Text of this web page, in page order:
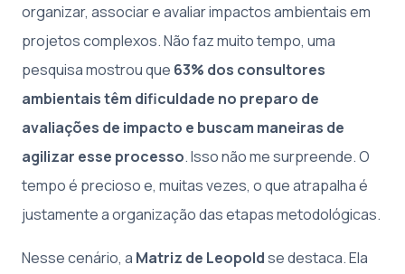
organizar, associar e avaliar impactos ambientais em
projetos complexos. Não faz muito tempo, uma
pesquisa mostrou que 63% dos consultores
ambientais têm dificuldade no preparo de
avaliações de impacto e buscam maneiras de
agilizar esse processo. Isso não me surpreende. O
tempo é precioso e, muitas vezes, o que atrapalha é
justamente a organização das etapas metodológicas.
Nesse cenário, a Matriz de Leopoldse destaca. Ela